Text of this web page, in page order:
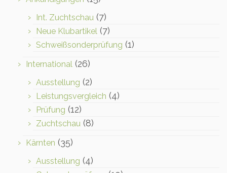
Int. Zuchtschau (7)
Neue Klubartikel (7)
Schweißsonderprüfung (1)
International (26)
Ausstellung (2)
Leistungsvergleich (4)
Prüfung (12)
Zuchtschau (8)
Kärnten (35)
Ausstellung (4)